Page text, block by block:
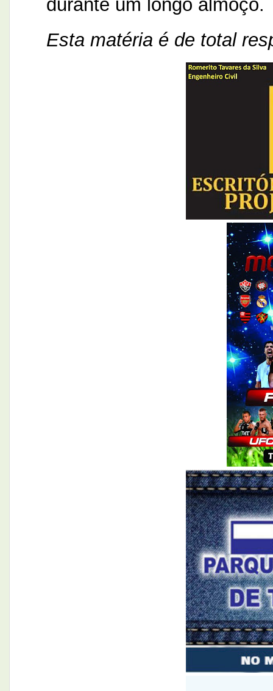
durante um longo almoço.
Esta matéria é de total